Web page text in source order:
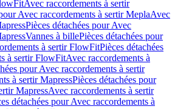
Avec raccordements à sertir
Avec raccordements à sertir MeplaAvec
Pièces détachées pour Avec
Vannes à billePièces détachées pour
à sertir FlowFitPièces détachées
à sertir FlowFitAvec raccordements à
pour Avec raccordements à sertir
à sertir MapressPièces détachées pour
MapressAvec raccordements à sertir
détachées pour Avec raccordements à